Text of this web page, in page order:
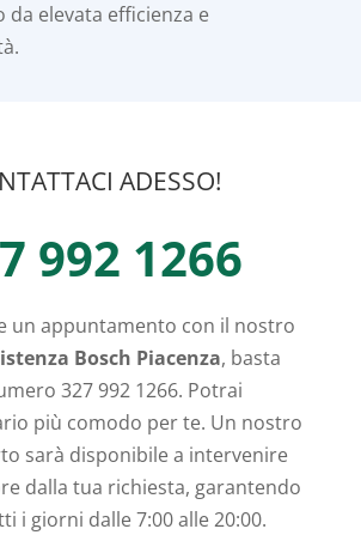
da elevata efficienza e
ADESSO!
992 1266
un appuntamento con il nostro
Bosch Piacenza, basta
327 992 1266. Potrai
più comodo per te. Un nostro
sarà disponibile a intervenire
dalla tua richiesta, garantendo
i giorni dalle 7:00 alle 20:00.